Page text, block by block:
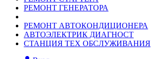
РЕМОНТ ГЕНЕРАТОРА
РЕМОНТ АВТОКОНДИЦИОНЕРА
АВТОЭЛЕКТРИК ДИАГНОСТ
СТАНЦИЯ ТЕХ ОБСЛУЖИВАНИЯ